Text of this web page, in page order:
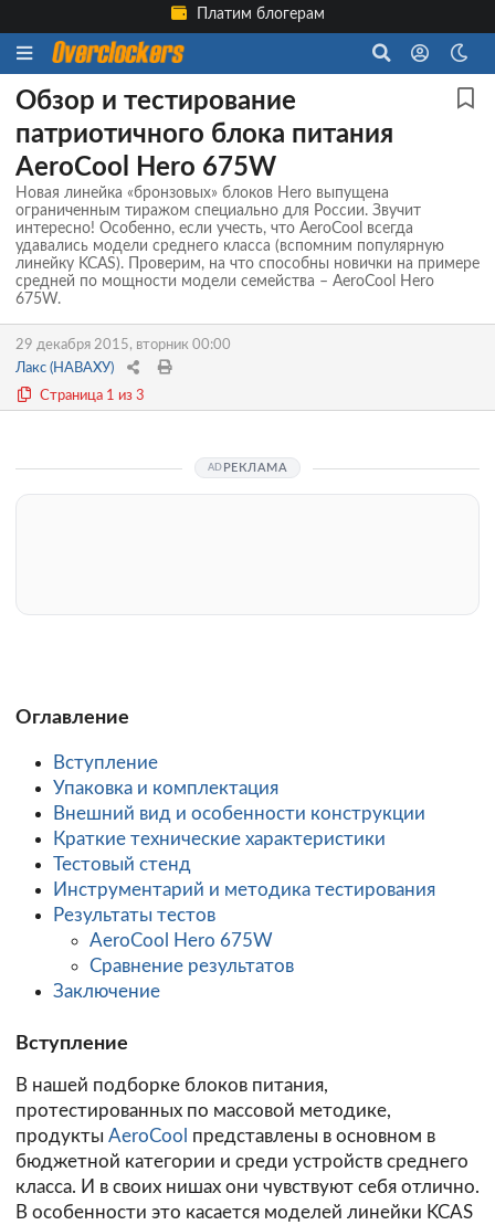
Платим блогерам
Обзор и тестирование
патриотичного блока питания
AeroCool Hero 675W
Новая линейка «бронзовых» блоков Hero выпущена
ограниченным тиражом специально для России. Звучит
интересно! Особенно, если учесть, что AeroCool всегда
удавались модели среднего класса (вспомним популярную
линейку KCAS). Проверим, на что способны новички на примере
средней по мощности модели семейства – AeroCool Hero
675W.
29 декабря 2015, вторник 00:00
Лакс (НАВАХУ)
Страница 1 из 3
РЕКЛАМА
Оглавление
Вступление
Упаковка и комплектация
Внешний вид и особенности конструкции
Краткие технические характеристики
Тестовый стенд
Инструментарий и методика тестирования
Результаты тестов
AeroCool Hero 675W
Сравнение результатов
Заключение
Вступление
В нашей подборке блоков питания,
протестированных по массовой методике,
продукты AeroCool представлены в основном в
бюджетной категории и среди устройств среднего
класса. И в своих нишах они чувствуют себя отлично.
В особенности это касается моделей линейки KCAS